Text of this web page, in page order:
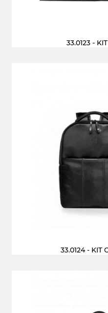
33.0123 -
33.0124 - KIT